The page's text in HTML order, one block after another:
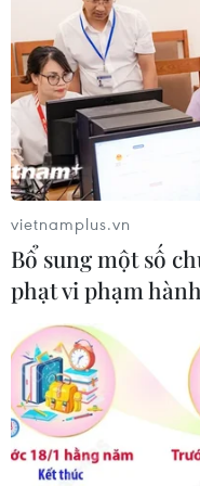
vụ Đảng ủy các cơ
ương
06/08/2026 04:27
Buôn Ma
những tán cổ thụ
06/08/2026 04:22
Công viên
Dịch Đan Hà của
mùa du lịch cao
06/08/2026 04:13
Làng cổ tại
vietnamplus.vn
Bổ sung một số
phạt vi phạm